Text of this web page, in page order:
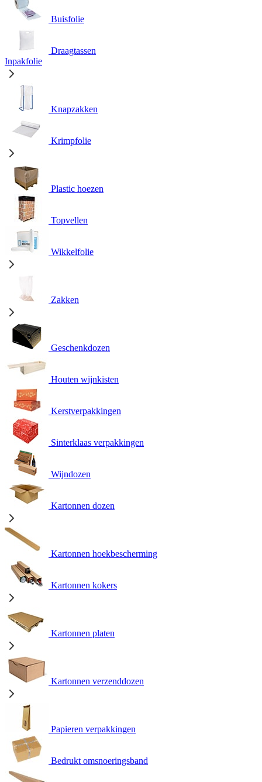
Buisfolie
Draagtassen
Inpakfolie
Knapzakken
Krimpfolie
Plastic hoezen
Topvellen
Wikkelfolie
Zakken
Geschenkdozen
Houten wijnkisten
Kerstverpakkingen
Sinterklaas verpakkingen
Wijndozen
Kartonnen dozen
Kartonnen hoekbescherming
Kartonnen kokers
Kartonnen platen
Kartonnen verzenddozen
Papieren verpakkingen
Bedrukt omsnoeringsband